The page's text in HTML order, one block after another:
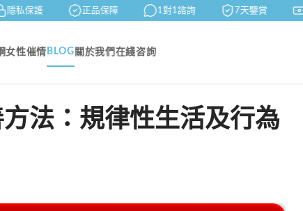
私保護 正品保障 1對1諮詢 7天鑒賞
女性催情 BLOG 關於我們 在綫咨詢
法：規律性生活及行為